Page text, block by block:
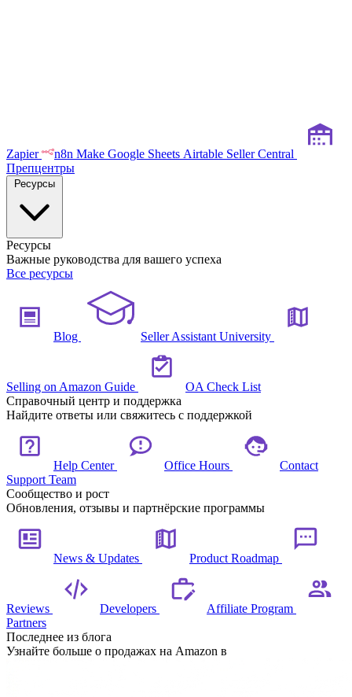
Zapier n8n Make Google Sheets Airtable Seller Central
Препцентры
Ресурсы
Важные руководства для вашего успеха
Все ресурсы
Blog Seller Assistant University
Selling on Amazon Guide
OA Check List
Справочный центр и поддержка
Найдите ответы или свяжитесь с поддержкой
Help Center Office Hours
Contact
Support Team
Сообщество и рост
Обновления, отзывы и партнёрские программы
News & Updates Product Roadmap
Reviews Developers
Affiliate Program
Partners
Последнее из блога
Узнайте больше о продажах на Amazon в